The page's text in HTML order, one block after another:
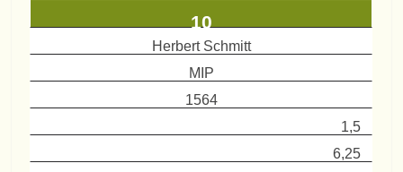
10
Herbert Schmitt
MIP
1564
1,5
6,25